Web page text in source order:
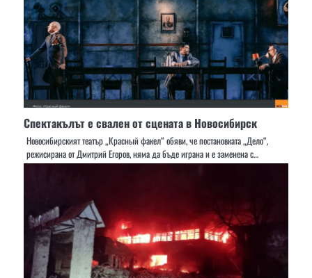
Спектакълът е свален от сцената в Новосибирск
Новосибирският театър „Красный факел“ обяви, че постановката „Дело“,
режисирана от Дмитрий Егоров, няма да бъде играна и е заменена с…